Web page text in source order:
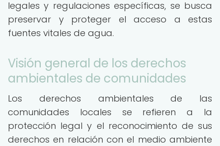
legales y regulaciones específicas, se busca
preservar y proteger el acceso a estas
fuentes vitales de agua.
Visión general de los derechos
ambientales de comunidades
Los derechos ambientales de las
comunidades locales se refieren a la
protección legal y el reconocimiento de sus
derechos en relación con el medio ambiente